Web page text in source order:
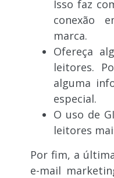
Isso faz
conexão
marca.
Ofereça
leitores.
alguma
especial.
O uso de
leitores
Por fim, a
e-mail